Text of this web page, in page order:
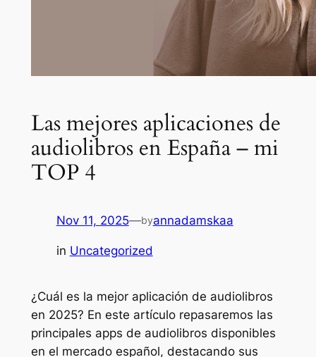
Las mejores aplicaciones de
audiolibros en España – mi
TOP 4
Nov 11, 2025—byannadamskaa
in Uncategorized
¿Cuál es la mejor aplicación de audiolibros
en 2025? En este artículo repasaremos las
principales apps de audiolibros disponibles
en el mercado español, destacando sus